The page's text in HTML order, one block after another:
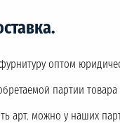
оптом
партии товара
арт. можно у наших